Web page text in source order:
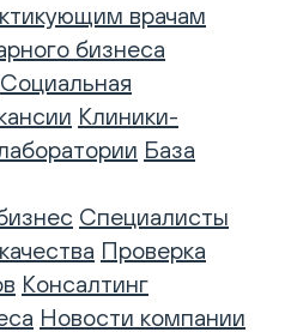
врачам
бизнеса
Социальная
Клиники-
База
Специалисты
Проверка
Консалтинг
Новости компании